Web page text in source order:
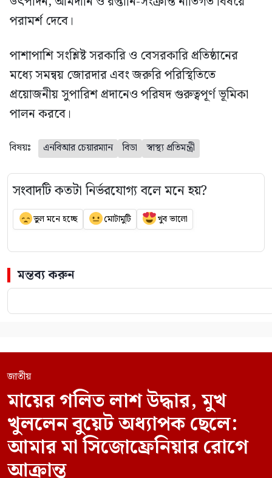
পরামর্শ দেবে।
পাশাপাশি সংশ্লিষ্ট সরকারি ও বেসরকারি প্রতিষ্ঠানের
মধ্যে সমন্বয় জোরদার এবং জরুরি পরিস্থিতিতে
প্রয়োজনীয় সুপারিশ প্রদানেও পরিষদ গুরুত্বপূর্ণ ভূমিকা
পালন করবে।
বিষয়ঃ এনবিআর চেয়ারম্যান বিডা স্বাস্থ্য প্রতিমন্ত্রী
সংবাদটি কতটা নির্ভরযোগ্য বলে মনে হয়?
ভুল মনে হচ্ছে মোটামুটি খুব ভালো
মন্তব্য করুন
জাতীয়
মায়ের গলিত লাশ উদ্ধার, মুখ
খুললেন বুয়েট অধ্যাপক ছেলে:
আমার মা সিজোফ্রেনিয়ার রোগে
আক্রান্ত